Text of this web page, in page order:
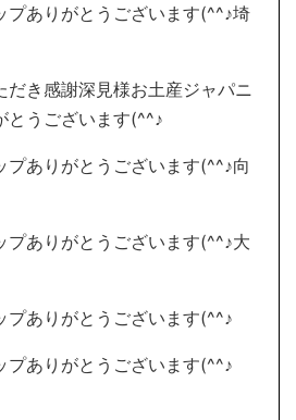
プありがとうございます(^^♪埼
だき感謝深見様お土産ジャパニ
とうございます(^^♪
プありがとうございます(^^♪向
プありがとうございます(^^♪大
プありがとうございます(^^♪
プありがとうございます(^^♪